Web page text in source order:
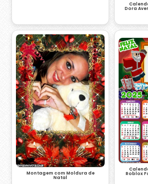
Dora
Montagem com Moldura de
Natal
Roblox